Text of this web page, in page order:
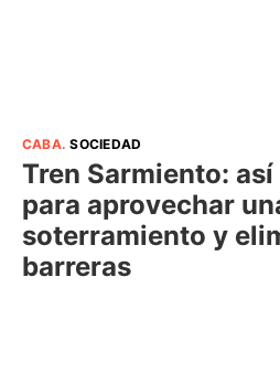
CABA.SOCIEDAD
Tren Sarmiento:
para aprovechar
soterramiento y
barreras